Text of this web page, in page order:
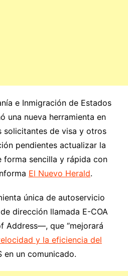
e Inmigración de Estados
una nueva herramienta en
solicitantes de visa y otros
pendientes actualizar la
sencilla y rápida con
El Nuevo Herald.
única de autoservicio
dirección llamada E-COA
Address—, que “mejorará
y la eficiencia del
en un comunicado.